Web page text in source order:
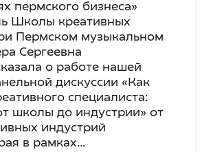
пермского бизнеса»
Школы креативных
Пермском музыкальном
Сергеевна
о работе нашей
дискуссии «Как
специалиста:
школы до индустрии» от
индустрий
в рамках…